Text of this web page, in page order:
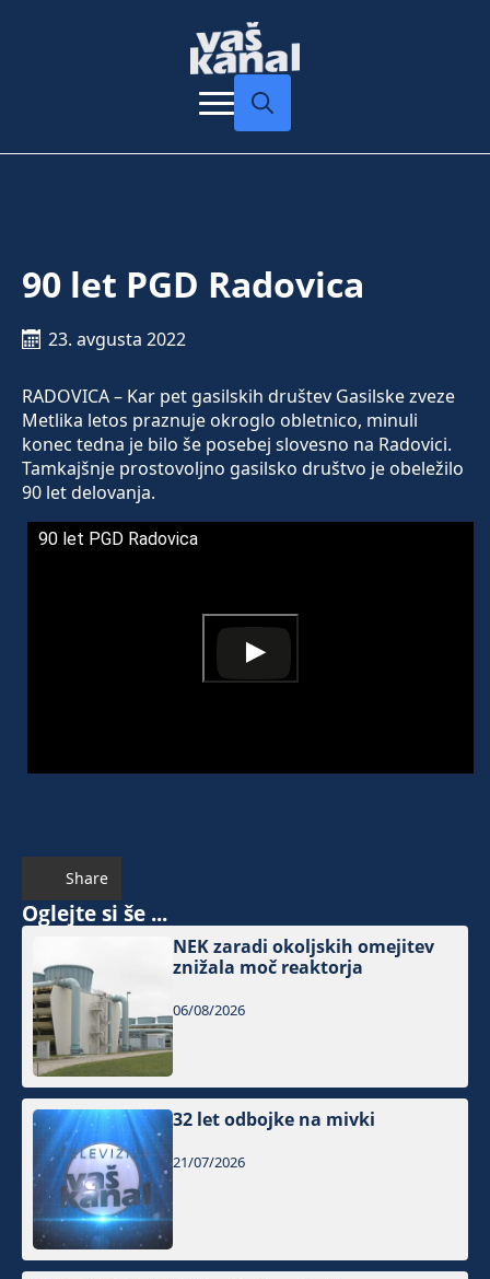
90 let PGD Radovica
23. avgusta 2022
RADOVICA – Kar pet gasilskih društev Gasilske zveze
Metlika letos praznuje okroglo obletnico, minuli
konec tedna je bilo še posebej slovesno na Radovici.
Tamkajšnje prostovoljno gasilsko društvo je obeležilo
90 let delovanja.
90 let PGD Radovica
Share
Oglejte si še ...
NEK zaradi okoljskih omejitev
znižala moč reaktorja
06/08/2026
32 let odbojke na mivki
21/07/2026